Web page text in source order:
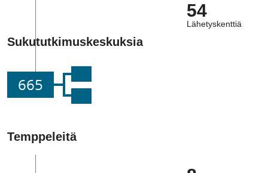
54
Lähetyskenttiä
Sukututkimuskeskuksia
665
Temppeleitä